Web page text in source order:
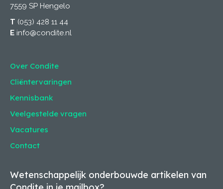
7559 SP Hengelo
T (053) 428 11 44
E info@condite.nl
Over Condite
Cliëntervaringen
Kennisbank
Veelgestelde vragen
Vacatures
Contact
Wetenschappelijk onderbouwde artikelen van